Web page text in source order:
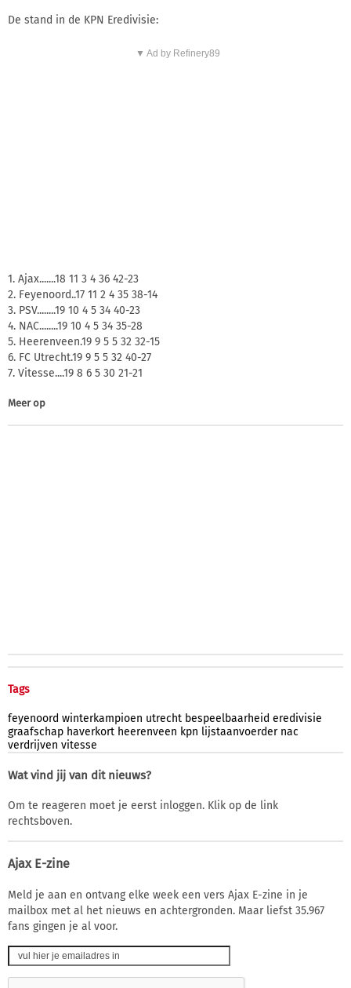
De stand in de KPN Eredivisie:
▼ Ad by Refinery89
1. Ajax.......18 11 3 4 36 42-23
2. Feyenoord..17 11 2 4 35 38-14
3. PSV........19 10 4 5 34 40-23
4. NAC........19 10 4 5 34 35-28
5. Heerenveen.19 9 5 5 32 32-15
6. FC Utrecht.19 9 5 5 32 40-27
7. Vitesse....19 8 6 5 30 21-21
Meer op
Tags
feyenoord winterkampioen utrecht bespeelbaarheid eredivisie
graafschap haverkort heerenveen kpn lijstaanvoerder nac
verdrijven vitesse
Wat vind jij van dit nieuws?
Om te reageren moet je eerst inloggen. Klik op de link
rechtsboven.
Ajax E-zine
Meld je aan en ontvang elke week een vers Ajax E-zine in je
mailbox met al het nieuws en achtergronden. Maar liefst 35.967
fans gingen je al voor.